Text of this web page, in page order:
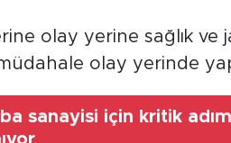
olay yerine sağlık ve
olay yerinde
sanayisi için kritik